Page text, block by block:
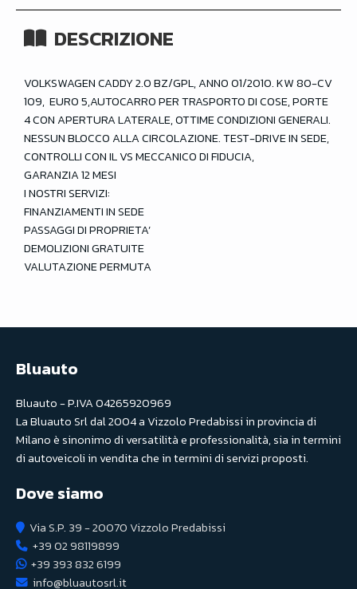
DESCRIZIONE
VOLKSWAGEN CADDY 2.0 BZ/GPL, ANNO 01/2010. KW 80-CV
109, EURO 5,AUTOCARRO PER TRASPORTO DI COSE, PORTE
4 CON APERTURA LATERALE, OTTIME CONDIZIONI GENERALI.
NESSUN BLOCCO ALLA CIRCOLAZIONE. TEST-DRIVE IN SEDE,
CONTROLLI CON IL VS MECCANICO DI FIDUCIA,
GARANZIA 12 MESI
I NOSTRI SERVIZI:
FINANZIAMENTI IN SEDE
PASSAGGI DI PROPRIETA’
DEMOLIZIONI GRATUITE
VALUTAZIONE PERMUTA
Bluauto
Bluauto - P.IVA 04265920969
La Bluauto Srl dal 2004 a Vizzolo Predabissi in provincia di
Milano è sinonimo di versatilità e professionalità, sia in termini
di autoveicoli in vendita che in termini di servizi proposti.
Dove siamo
Via S.P. 39 - 20070 Vizzolo Predabissi
+39 02 98119899
+39 393 832 6199
info@bluautosrl.it